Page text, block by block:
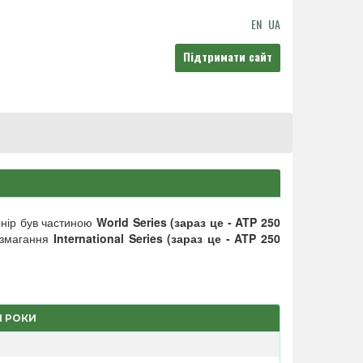
EN UA
Підтримати сайт
був частиноюWorld Series (зараз це - ATP 250
змаганняInternational Series (зараз це - ATP 250
РОКИ